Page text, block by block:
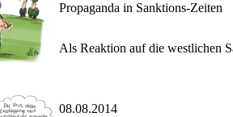
Propaganda in Sanktions-Zeiten
Als Reaktion auf die westlichen
08.08.2014